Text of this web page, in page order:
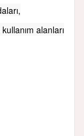
alanları